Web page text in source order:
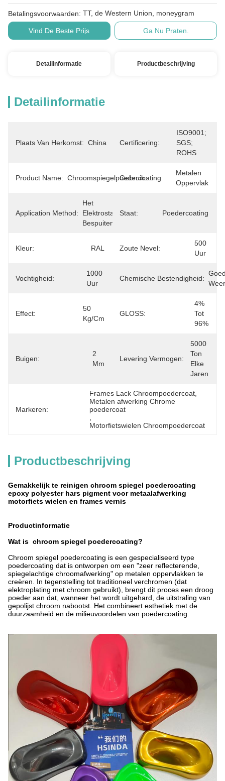
Betalingsvoorwaarden: TT, de Western Union, moneygram
Vind De Beste Prijs Ga Nu Praten.
Detailinformatie Productbeschrijving
Detailinformatie
Plaats Van Herkomst: China Certificering:
ISO9001;
SGS;
ROHS
Product Name: Chroomspiegelpoedercoating
Gebruik:
Metalen
Oppervlak
Application Method:
Het
Elektrostatische
Bespuiten
Staat: Poedercoating
Kleur: RAL Zoute Nevel:
500
Uur
Vochtigheid:
1000
Uur
Chemische Bestendigheid:
Effect:
50
Kg/cm
GLOSS:
4%
Tot
96%
Buigen:
2
Mm
Levering Vermogen:
5000
Ton
Elke
Jaren
Markeren:
Frames Lack Chroompoedercoat
Metalen afwerking Chrome
poedercoat
Motorfietswielen Chroompoedercoat
Productbeschrijving
Gemakkelijk te reinigen chroom spiegel poedercoating
epoxy polyester hars pigment voor metaalafwerking
motorfiets wielen en frames vernis
Productinformatie
Wat is chroom spiegel poedercoating?
Chroom spiegel poedercoating is een gespecialiseerd type
poedercoating dat is ontworpen om een "zeer reflecterende,
spiegelachtige chroomafwerking" op metalen oppervlakken te
creëren. In tegenstelling tot traditioneel verchromen (dat
elektroplating met chroom gebruikt), brengt dit proces een droog
poeder aan dat, wanneer het wordt uitgehard, de uitstraling van
gepolijst chroom nabootst. Het combineert esthetiek met de
duurzaamheid en de milieuvoordelen van poedercoating.